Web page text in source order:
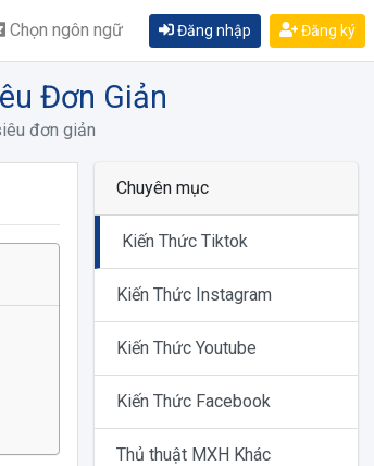
Chọn ngôn ngữ Đăng nhập Đăng ký
Đơn Giản
đơn giản
Chuyên mục
Kiến Thức Tiktok
Kiến Thức Instagram
Kiến Thức Youtube
Kiến Thức Facebook
Thủ thuật MXH Khác